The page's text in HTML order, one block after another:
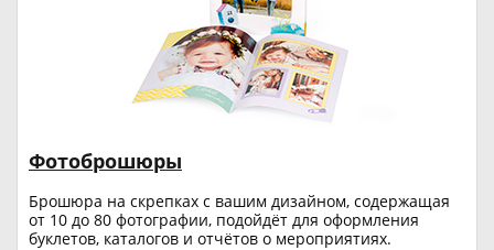
Фотоброшюры
Брошюра на скрепках с вашим дизайном, содержащая
от 10 до 80 фотографии, подойдёт для оформления
буклетов, каталогов и отчётов о мероприятиях.